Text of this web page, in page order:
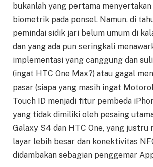
bukanlah yang pertama
biometrik pada ponsel. Namun, di
pemindai sidik jari belum umum di
dan yang ada pun seringkali
implementasi yang canggung dan
(ingat HTC One Max?) atau gagal
pasar (siapa yang masih ingat
Touch ID menjadi fitur pembeda
yang tidak dimiliki oleh pesaing
Galaxy S4 dan HTC One, yang justru
layar lebih besar dan konektivitas
didambakan sebagian penggemar